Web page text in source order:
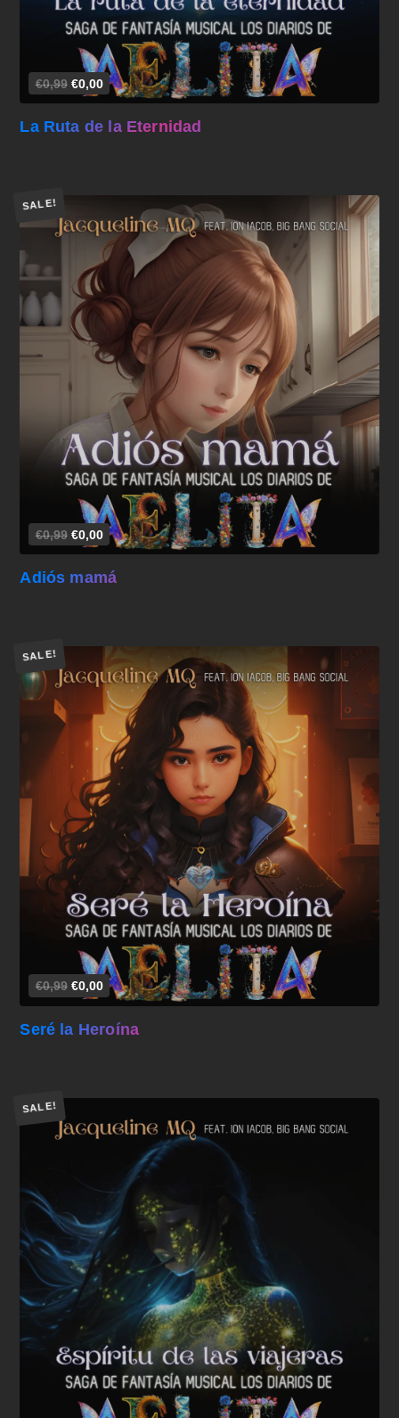
€0,99 €0,00
La Ruta de la Eternidad
SALE!
€0,99 €0,00
Añadir al carrito
Adiós mamá
SALE!
€0,99 €0,00
Añadir al carrito
Seré la Heroína
SALE!
Añadir al carrito